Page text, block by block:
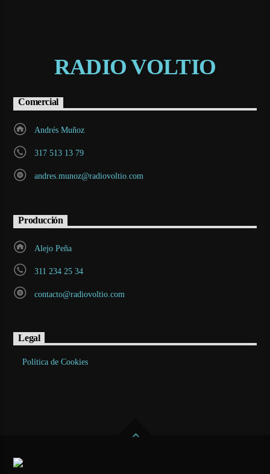
RADIO VOLTIO
Comercial
Andrés Muñoz
317 513 13 79
andres.munoz@radiovoltio.com
Producción
Alejo Peña
311 234 25 34
contacto@radiovoltio.com
Legal
Política de Cookies